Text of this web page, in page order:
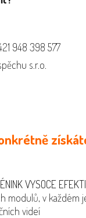
948 398 577
s.r.o.
VYSOCE
modulů, v každém
videí